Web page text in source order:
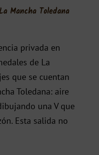
Mancha Toledana
privada en
de La
que se cuentan
Toledana: aire
una V que
Esta salida no